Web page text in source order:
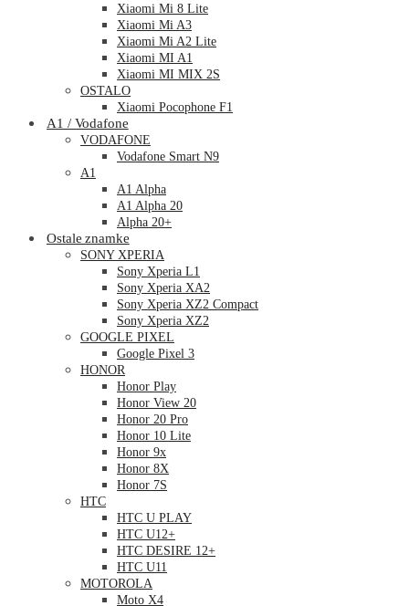
Xiaomi Mi 8 Lite
Xiaomi Mi A3
Xiaomi Mi A2 Lite
Xiaomi MI A1
Xiaomi MI MIX 2S
OSTALO
Xiaomi Pocophone F1
A1 / Vodafone
VODAFONE
Vodafone Smart N9
A1
A1 Alpha
A1 Alpha 20
Alpha 20+
Ostale znamke
SONY XPERIA
Sony Xperia L1
Sony Xperia XA2
Sony Xperia XZ2 Compact
Sony Xperia XZ2
GOOGLE PIXEL
Google Pixel 3
HONOR
Honor Play
Honor View 20
Honor 20 Pro
Honor 10 Lite
Honor 9x
Honor 8X
Honor 7S
HTC
HTC U PLAY
HTC U12+
HTC DESIRE 12+
HTC U11
MOTOROLA
Moto X4